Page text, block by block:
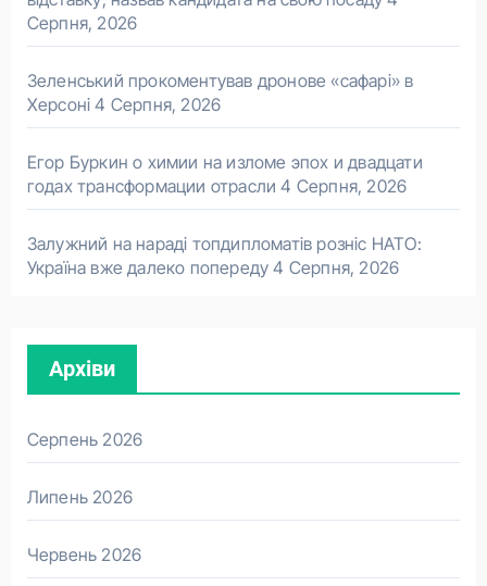
Серпня, 2026
Зеленський прокоментував дронове «сафарі» в
Херсоні 4 Серпня, 2026
Егор Буркин о химии на изломе эпох и двадцати
годах трансформации отрасли 4 Серпня, 2026
Залужний на нараді топдипломатів розніс НАТО:
Україна вже далеко попереду 4 Серпня, 2026
Архіви
Серпень 2026
Липень 2026
Червень 2026